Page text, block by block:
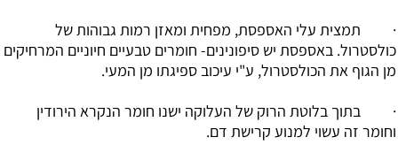
· תמצית עלי האספסת, מפחית ומאזן רמות גבוהות של
כולסטרול. באספסת יש סיפונינים- חומרים טבעיים חיוניים המרחיקים
מן הגוף את הכולסטרול, ע"י עיכוב ספיגתו מן המעי.
· בתוך בלוטת הרוק של העלוקה ישנו חומר הנקרא הירודין
וחומר זה עשוי למנוע קרישת דם.